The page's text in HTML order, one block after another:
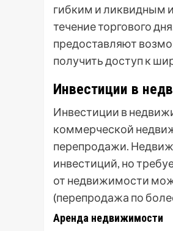
гибким и ликвидным
течение торгового
предоставляют
получить доступ к
Инвестиции в
Инвестиции в
коммерческой
перепродажи.
инвестиций, но
от недвижимости
(перепродажа по
Аренда недвижимости